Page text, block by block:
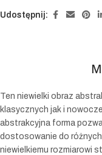
Udostępnij:
Ten niewielki obraz
klasycznych jak i
abstrakcyjna forma
dostosowanie do
niewielkiemu rozmiarowi